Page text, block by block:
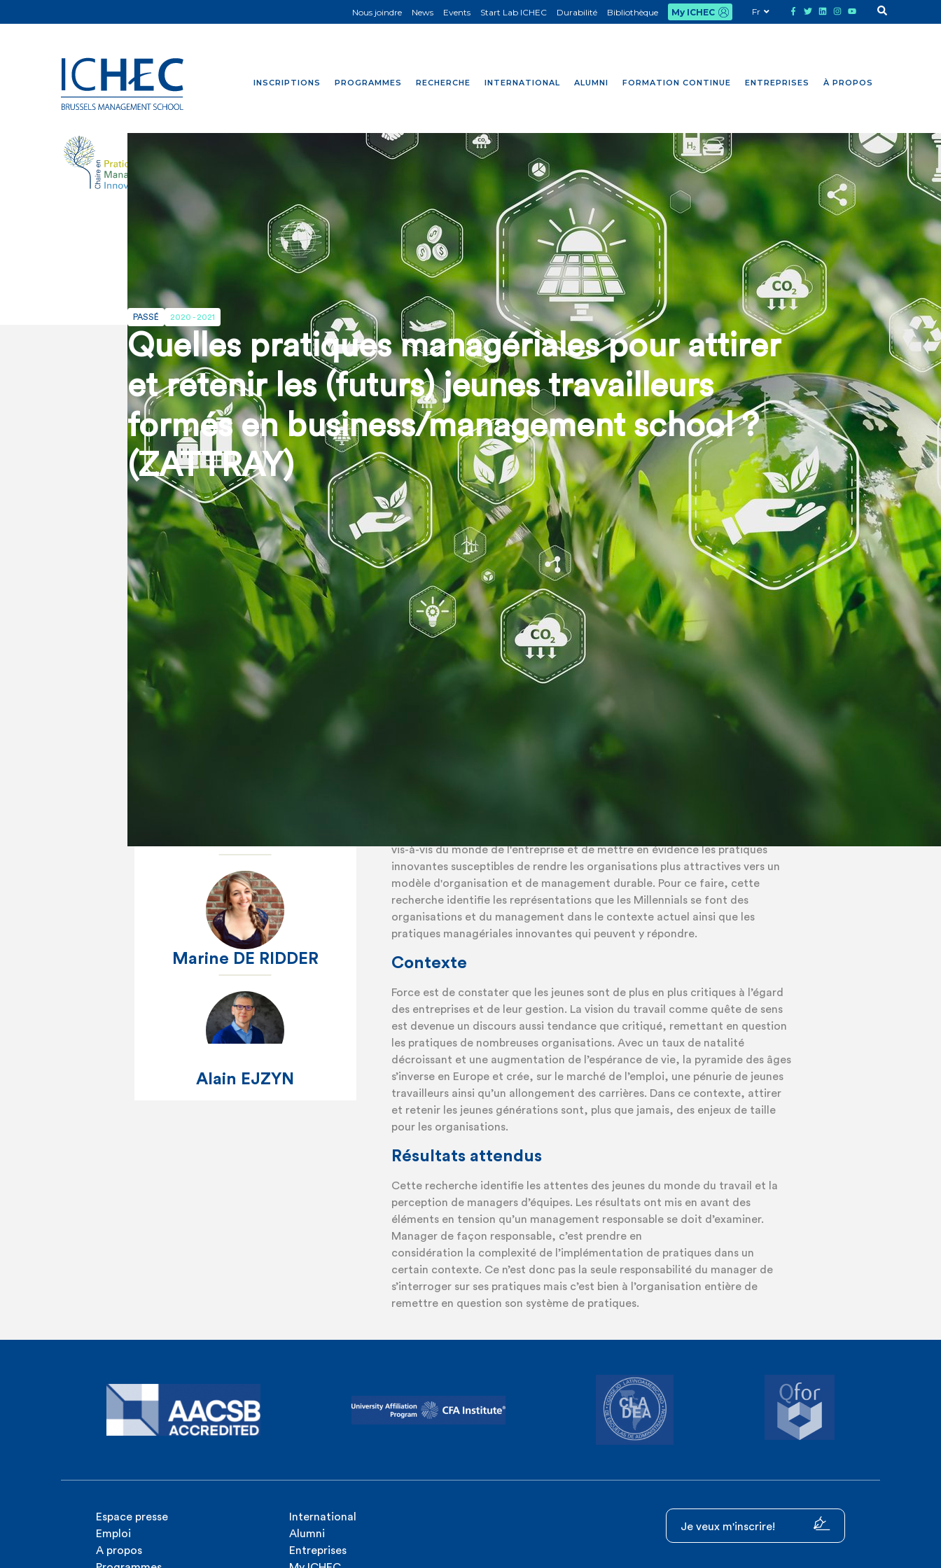
INSCRIPTIONS PROGRAMMES RECHERCHE INTERNATIONAL ALUMNI FORMATION CONTINUE ENTREPRISES À PROPOS
Nous joindre News Events Start Lab ICHEC Durabilité Bibliothèque My ICHEC Fr
Quelles pratiques managériales pour attirer
et retenir les (futurs) jeunes travailleurs
formés en business/management school ?
(ZATTRAY)
PASSÉ 2020 - 2021
Anne ROUSSEAU
Marine DE RIDDER
Alain EJZYN
L’ambition de ce projet de recherche est de mettre en
évidence les pratiques managériales susceptibles d’améliorer
l’attractivité et la rétention des jeunes travailleurs sortant
d’une formation en business school, permettant aussi de
vis-à-vis du monde de l'entreprise et de mettre en évidence les pratiques
innovantes susceptibles de rendre les organisations plus attractives vers un
modèle d'organisation et de management durable. Pour ce faire, cette
recherche identifie les représentations que les Millennials se font des
organisations et du management dans le contexte actuel ainsi que les
pratiques managériales innovantes qui peuvent y répondre.
Contexte
Force est de constater que les jeunes sont de plus en plus critiques à l’égard
des entreprises et de leur gestion. La vision du travail comme quête de sens
est devenue un discours aussi tendance que critiqué, remettant en question
les pratiques de nombreuses organisations. Avec un taux de natalité
décroissant et une augmentation de l’espérance de vie, la pyramide des âges
s’inverse en Europe et crée, sur le marché de l’emploi, une pénurie de jeunes
travailleurs ainsi qu’un allongement des carrières. Dans ce contexte, attirer
et retenir les jeunes générations sont, plus que jamais, des enjeux de taille
pour les organisations.
Résultats attendus
Cette recherche identifie les attentes des jeunes du monde du travail et la
perception de managers d’équipes. Les résultats ont mis en avant des
éléments en tension qu’un management responsable se doit d’examiner.
Manager de façon responsable, c’est prendre en
considération la complexité de l’implémentation de pratiques dans un
certain contexte. Ce n’est donc pas la seule responsabilité du manager de
s’interroger sur ses pratiques mais c’est bien à l’organisation entière de
remettre en question son système de pratiques.
Espace presse
Emploi
A propos
International
Alumni
Entreprises
Je veux m'inscrire!